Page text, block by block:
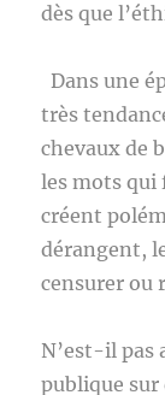
dès que
Dans une
très
chevaux de
les mots qui
créent
dérangent,
censurer ou
N’est-il pas
publique sur